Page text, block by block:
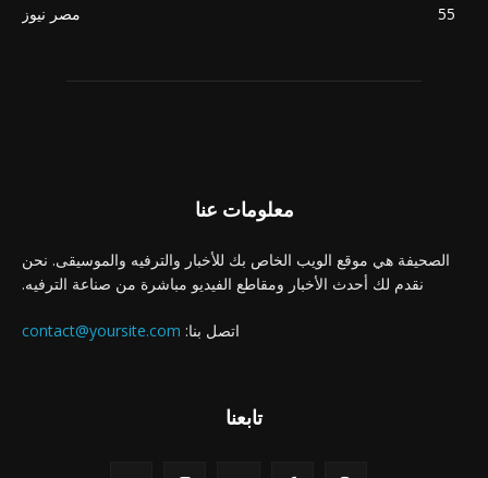
مصر نيوز
55
معلومات عنا
الصحيفة هي موقع الويب الخاص بك للأخبار والترفيه والموسيقى. نحن
نقدم لك أحدث الأخبار ومقاطع الفيديو مباشرة من صناعة الترفيه.
اتصل بنا: contact@yoursite.com
تابعنا